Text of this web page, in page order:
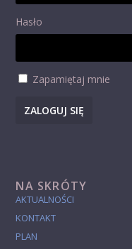
Hasło
Zapamiętaj mnie
ZALOGUJ SIĘ
NA SKRÓTY
AKTUALNOŚCI
KONTAKT
PLAN